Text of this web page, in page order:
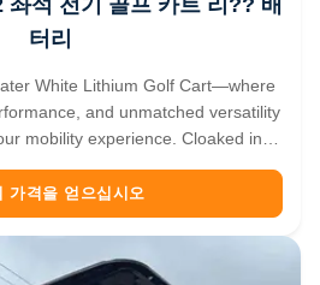
터리
White Lithium Golf Cart—where
and unmatched versatility
mobility experience. Cloaked in a
golf courses, navigating resort
...
가격을 얻으십시오